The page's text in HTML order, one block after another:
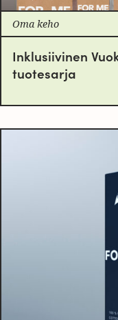
Oma keho
Inklusiivinen
tuotesarja